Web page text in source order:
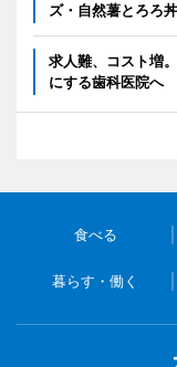
ズ・自然薯とろろ
求人難、コスト増
にする歯科医院へ
食べる
暮らす・働く